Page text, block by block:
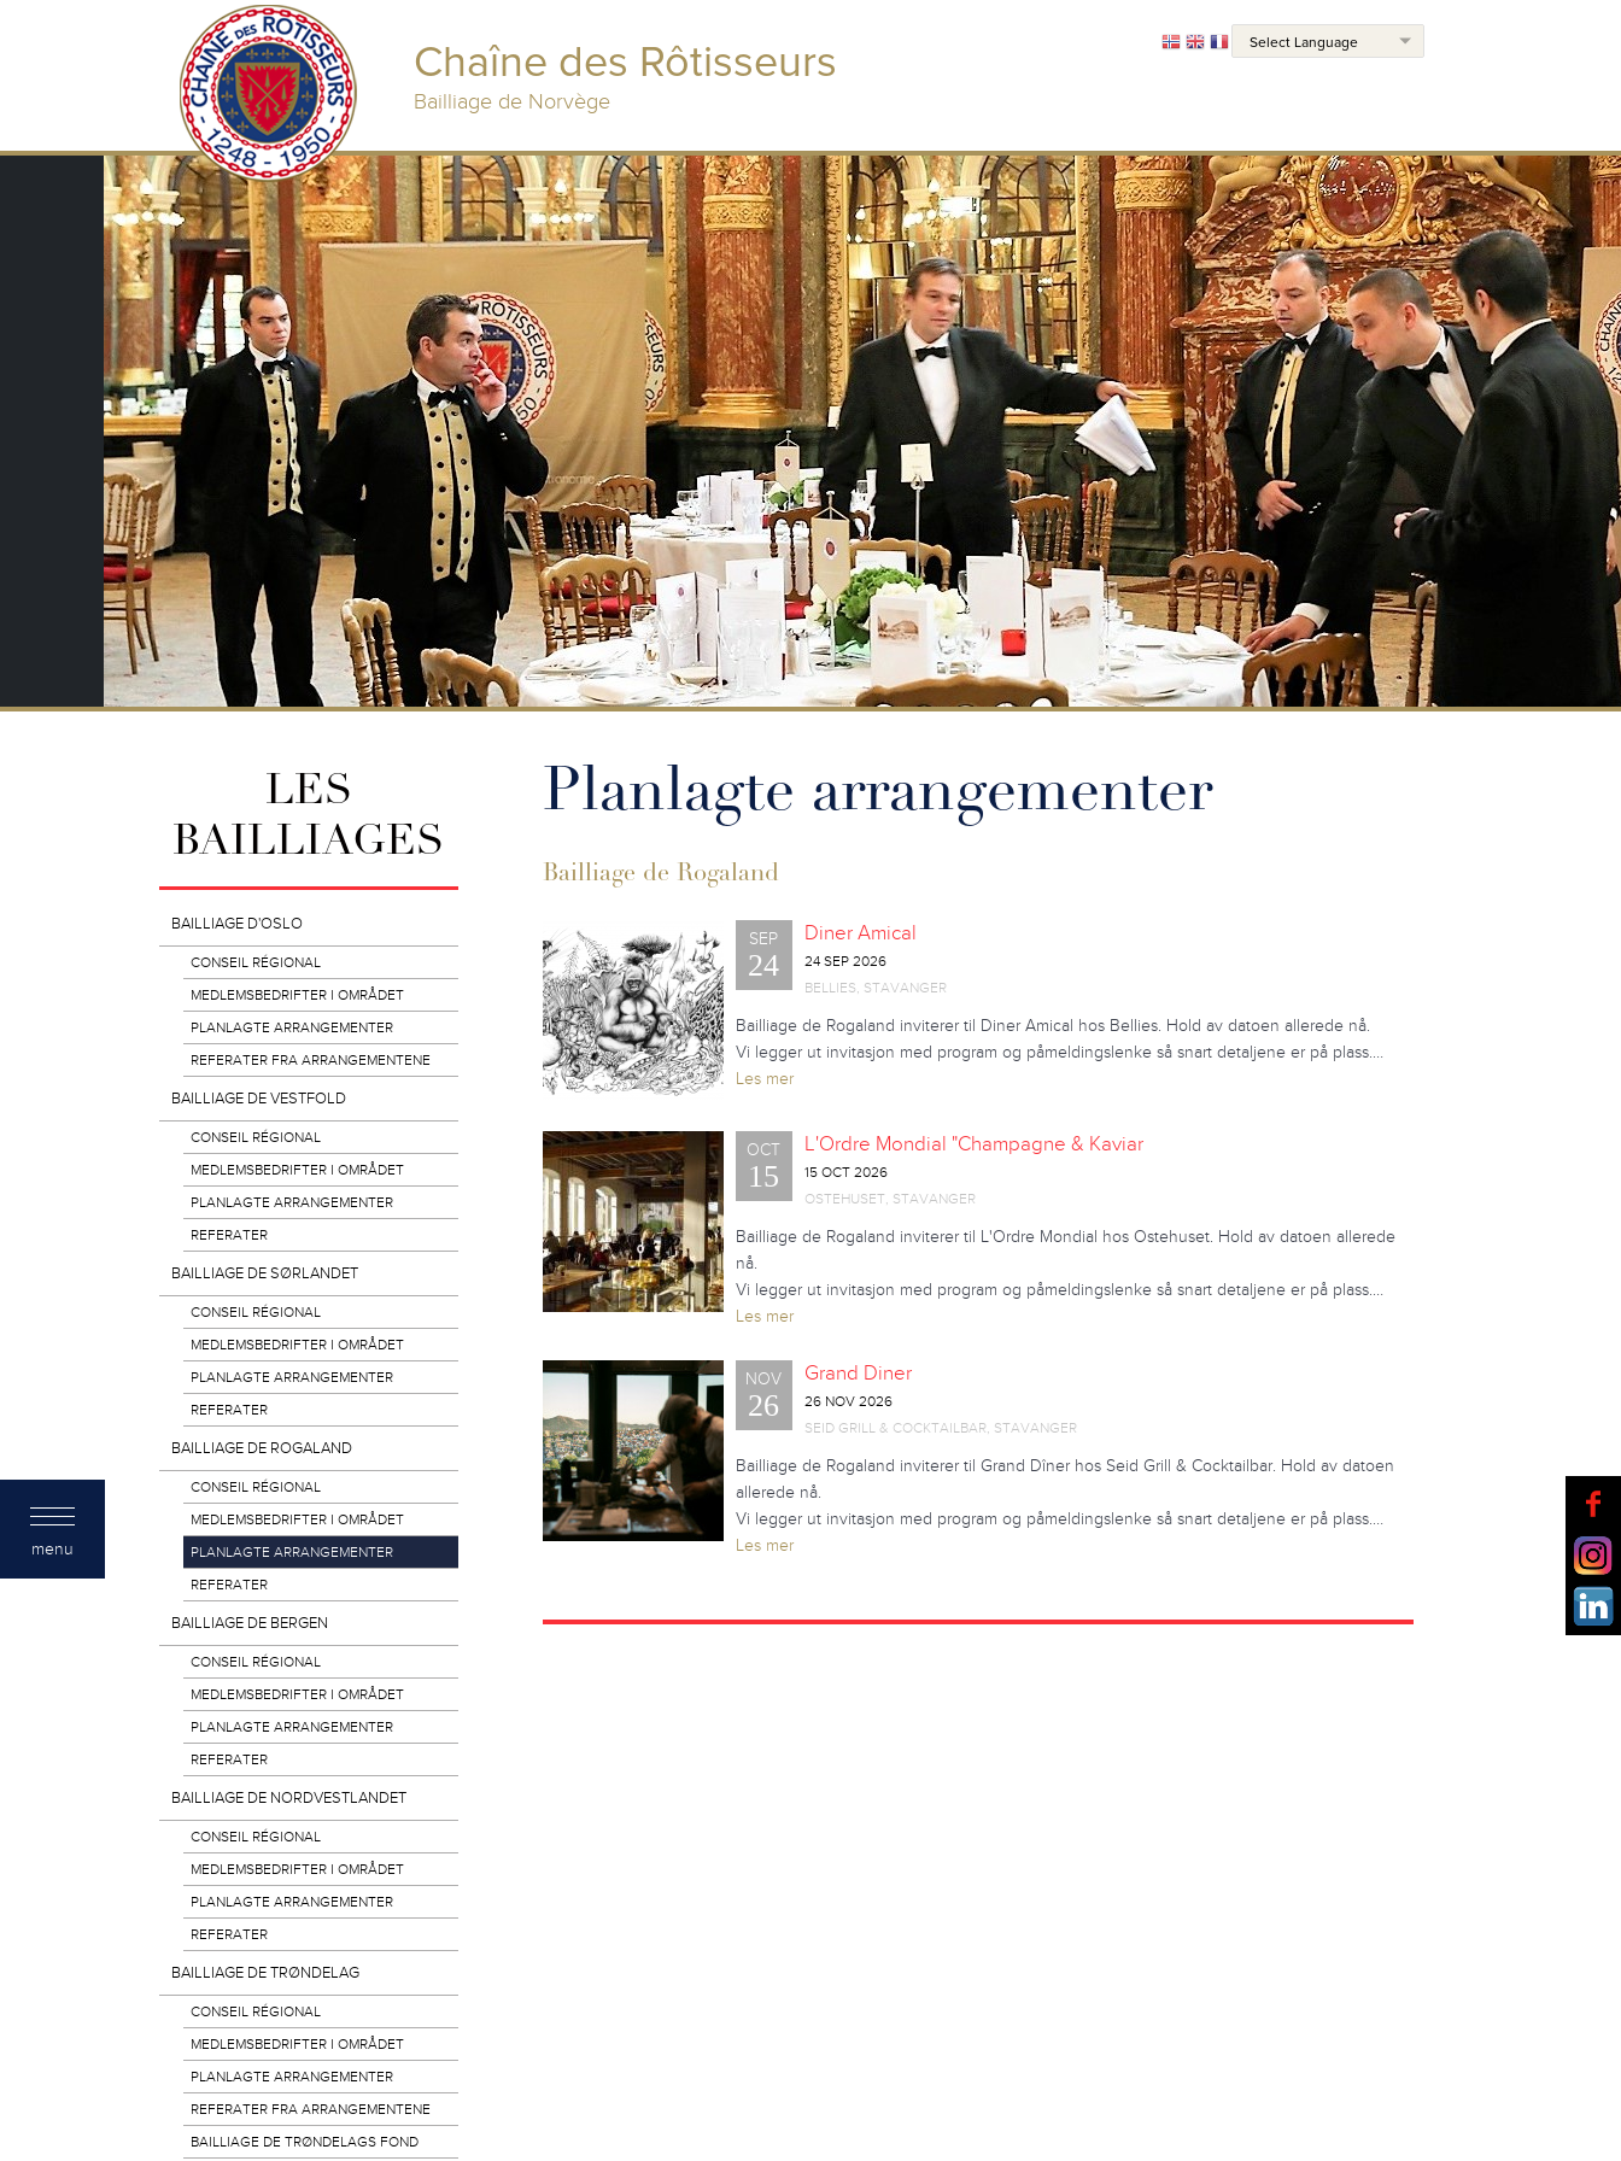
Chaîne des Rôtisseurs
Bailliage de Norvège
LES
BAILLIAGES
BAILLIAGE D'OSLO
CONSEIL RÉGIONAL
MEDLEMSBEDRIFTER I OMRÅDET
PLANLAGTE ARRANGEMENTER
REFERATER FRA ARRANGEMENTENE
BAILLIAGE DE VESTFOLD
CONSEIL RÉGIONAL
MEDLEMSBEDRIFTER I OMRÅDET
PLANLAGTE ARRANGEMENTER
REFERATER
BAILLIAGE DE SØRLANDET
CONSEIL RÉGIONAL
MEDLEMSBEDRIFTER I OMRÅDET
PLANLAGTE ARRANGEMENTER
REFERATER
BAILLIAGE DE ROGALAND
CONSEIL RÉGIONAL
MEDLEMSBEDRIFTER I OMRÅDET
PLANLAGTE ARRANGEMENTER
REFERATER
BAILLIAGE DE BERGEN
CONSEIL RÉGIONAL
MEDLEMSBEDRIFTER I OMRÅDET
PLANLAGTE ARRANGEMENTER
REFERATER
BAILLIAGE DE NORDVESTLANDET
CONSEIL RÉGIONAL
MEDLEMSBEDRIFTER I OMRÅDET
PLANLAGTE ARRANGEMENTER
REFERATER
BAILLIAGE DE TRØNDELAG
CONSEIL RÉGIONAL
MEDLEMSBEDRIFTER I OMRÅDET
PLANLAGTE ARRANGEMENTER
REFERATER FRA ARRANGEMENTENE
BAILLIAGE DE TRØNDELAGS FOND
Planlagte arrangementer
Bailliage de Rogaland
SEP
24
Diner Amical
24 SEP 2026
BELLIES, STAVANGER
Bailliage de Rogaland inviterer til Diner Amical hos Bellies. Hold av datoen allerede nå.
Vi legger ut invitasjon med program og påmeldingslenke så snart detaljene er på plass.…
Les mer
OCT
15
L'Ordre Mondial "Champagne & Kaviar
15 OCT 2026
OSTEHUSET, STAVANGER
Bailliage de Rogaland inviterer til L'Ordre Mondial hos Ostehuset. Hold av datoen allerede
nå.
Vi legger ut invitasjon med program og påmeldingslenke så snart detaljene er på plass.…
Les mer
NOV
26
Grand Diner
26 NOV 2026
SEID GRILL & COCKTAILBAR, STAVANGER
Bailliage de Rogaland inviterer til Grand Dîner hos Seid Grill & Cocktailbar. Hold av datoen
allerede nå.
Vi legger ut invitasjon med program og påmeldingslenke så snart detaljene er på plass.…
Les mer
menu